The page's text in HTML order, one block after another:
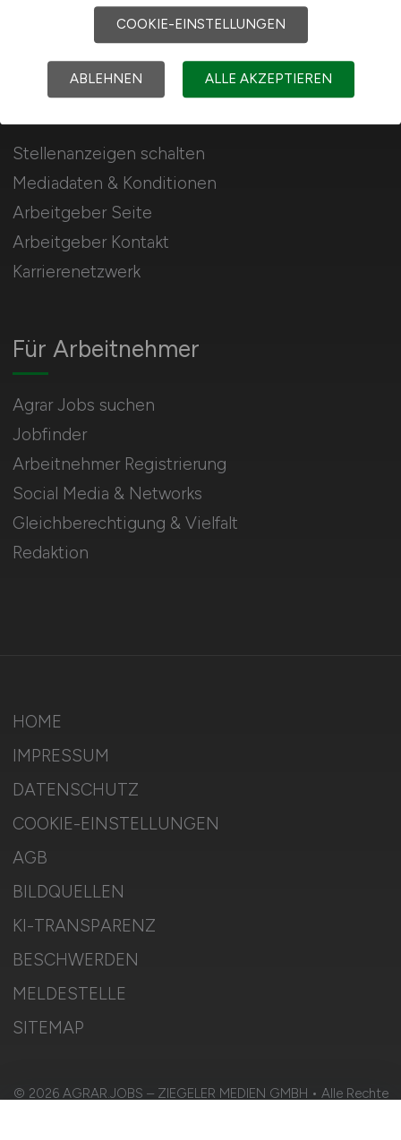
Für Arbeitnehmer
Agrar Jobs suchen
Jobfinder
Arbeitnehmer Registrierung
Social Media & Networks
Gleichberechtigung & Vielfalt
Redaktion
Für Arbeitgeber
Stellenanzeigen schalten
Mediadaten & Konditionen
Arbeitgeber Seite
Arbeitgeber Kontakt
Karrierenetzwerk
HOME
IMPRESSUM
DATENSCHUTZ
COOKIE-EINSTELLUNGEN
AGB
BILDQUELLEN
KI-TRANSPARENZ
BESCHWERDEN
MELDESTELLE
SITEMAP
© 2026 AGRAR.JOBS – ZIEGELER MEDIEN GMBH • Alle Rechte
COOKIE-EINSTELLUNGEN
ABLEHNEN ALLE AKZEPTIEREN